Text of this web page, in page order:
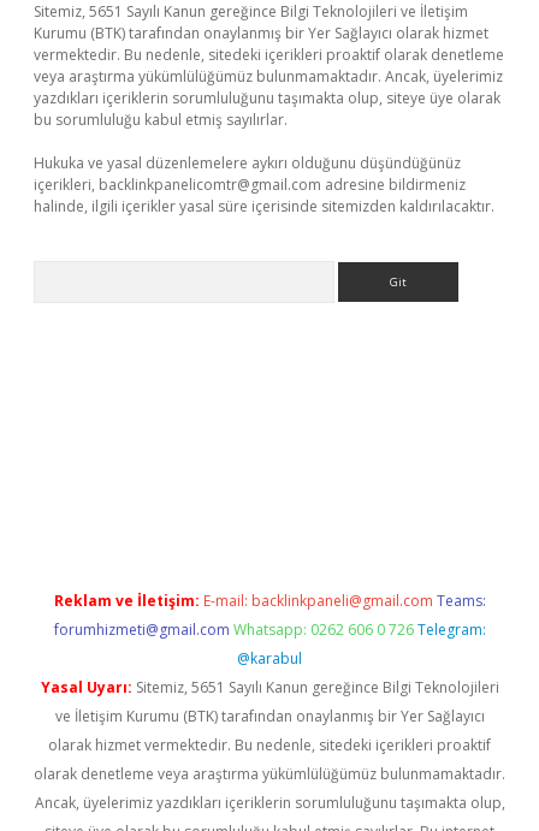
Sitemiz, 5651 Sayılı Kanun gereğince Bilgi Teknolojileri ve İletişim
Kurumu (BTK) tarafından onaylanmış bir Yer Sağlayıcı olarak hizmet
vermektedir. Bu nedenle, sitedeki içerikleri proaktif olarak denetleme
veya araştırma yükümlülüğümüz bulunmamaktadır. Ancak, üyelerimiz
yazdıkları içeriklerin sorumluluğunu taşımakta olup, siteye üye olarak
bu sorumluluğu kabul etmiş sayılırlar.
Hukuka ve yasal düzenlemelere aykırı olduğunu düşündüğünüz
içerikleri, backlinkpanelicomtr@gmail.com adresine bildirmeniz
halinde, ilgili içerikler yasal süre içerisinde sitemizden kaldırılacaktır.
Reklam ve İletişim: E-mail: backlinkpaneli@gmail.com Teams:
forumhizmeti@gmail.com Whatsapp: 0262 606 0 726 Telegram:
@karabul
Yasal Uyarı: Sitemiz, 5651 Sayılı Kanun gereğince Bilgi Teknolojileri
ve İletişim Kurumu (BTK) tarafından onaylanmış bir Yer Sağlayıcı
olarak hizmet vermektedir. Bu nedenle, sitedeki içerikleri proaktif
olarak denetleme veya araştırma yükümlülüğümüz bulunmamaktadır.
Ancak, üyelerimiz yazdıkları içeriklerin sorumluluğunu taşımakta olup,